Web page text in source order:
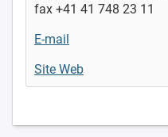
fax +41 41 748 23 11
E-mail
Site Web